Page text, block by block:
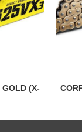
GOLD (X-